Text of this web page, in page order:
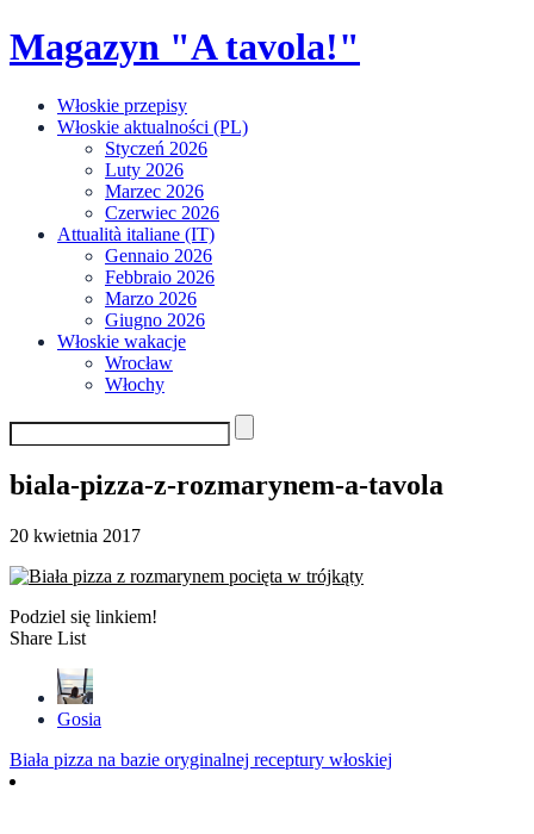
Skip
to
Magazyn "A tavola!"
Włoskie przepisy
Włoskie aktualności (PL)
Styczeń 2026
Luty 2026
Marzec 2026
Czerwiec 2026
Attualità italiane (IT)
Gennaio 2026
Febbraio 2026
Marzo 2026
Giugno 2026
Włoskie wakacje
Wrocław
Włochy
biala-pizza-z-rozmarynem-a-tavola
20 kwietnia 2017
Podziel się linkiem!
Share List
Gosia
Nawigacja
wpisu
Biała pizza na bazie oryginalnej receptury włoskiej